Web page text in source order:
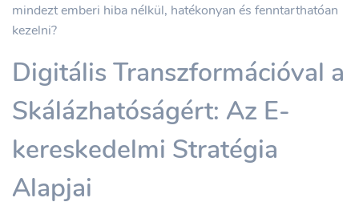
mindezt emberi hiba nélkül, hatékonyan és fenntarthatóan
kezelni?
Digitális Transzformációval a
Skálázhatóságért: Az E-
kereskedelmi Stratégia
Alapjai